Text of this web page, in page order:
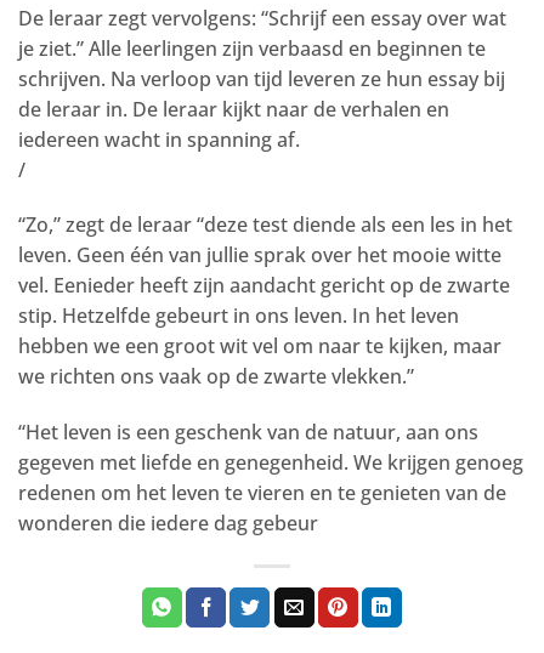
De leraar zegt vervolgens: “Schrijf een essay over wat
je ziet.” Alle leerlingen zijn verbaasd en beginnen te
schrijven. Na verloop van tijd leveren ze hun essay bij
de leraar in. De leraar kijkt naar de verhalen en
iedereen wacht in spanning af.
/
“Zo,” zegt de leraar “deze test diende als een les in het
leven. Geen één van jullie sprak over het mooie witte
vel. Eenieder heeft zijn aandacht gericht op de zwarte
stip. Hetzelfde gebeurt in ons leven. In het leven
hebben we een groot wit vel om naar te kijken, maar
we richten ons vaak op de zwarte vlekken.”
“Het leven is een geschenk van de natuur, aan ons
gegeven met liefde en genegenheid. We krijgen genoeg
redenen om het leven te vieren en te genieten van de
wonderen die iedere dag gebeur